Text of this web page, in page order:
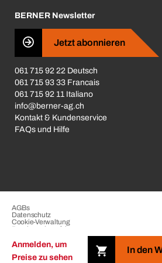
Anmelden, um
Preise zu sehen
In den
Business Conduct
BERNER Newsletter
Jetzt abonnieren
061 715 92 22 Deutsch
061 715 93 33 Francais
061 715 92 11 Italiano
info@berner-ag.ch
Kontakt & Kundenservice
FAQs und Hilfe
Copyright © 2026 der BERNER Gruppe.
AGBs
Datenschutz
Cookie-Verwaltung
Beschwerdeverfahren